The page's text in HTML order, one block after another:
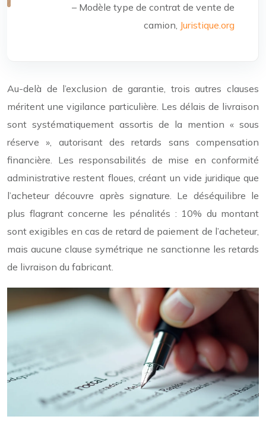
– Modèle type de contrat de vente de
camion, Juristique.org
Au-delà de l’exclusion de garantie, trois autres clauses
méritent une vigilance particulière. Les délais de livraison
sont systématiquement assortis de la mention « sous
réserve », autorisant des retards sans compensation
financière. Les responsabilités de mise en conformité
administrative restent floues, créant un vide juridique que
l’acheteur découvre après signature. Le déséquilibre le
plus flagrant concerne les pénalités : 10% du montant
sont exigibles en cas de retard de paiement de l’acheteur,
mais aucune clause symétrique ne sanctionne les retards
de livraison du fabricant.